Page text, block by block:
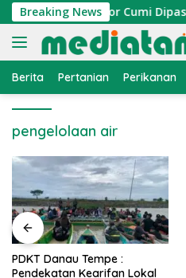
Langsung
ke
konten
Breaking News
Atraktor Cumi
Berita Pertanian Perikanan
pengelolaan air
PDKT Danau Tempe :
Pendekatan Kearifan Lokal